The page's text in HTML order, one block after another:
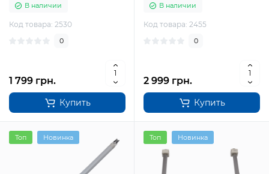
В наличии
Код товара: 2530
0
1 799 грн.
Купить
В наличии
Код товара: 2455
0
2 999 грн.
Купить
Топ Новинка Топ Новинка